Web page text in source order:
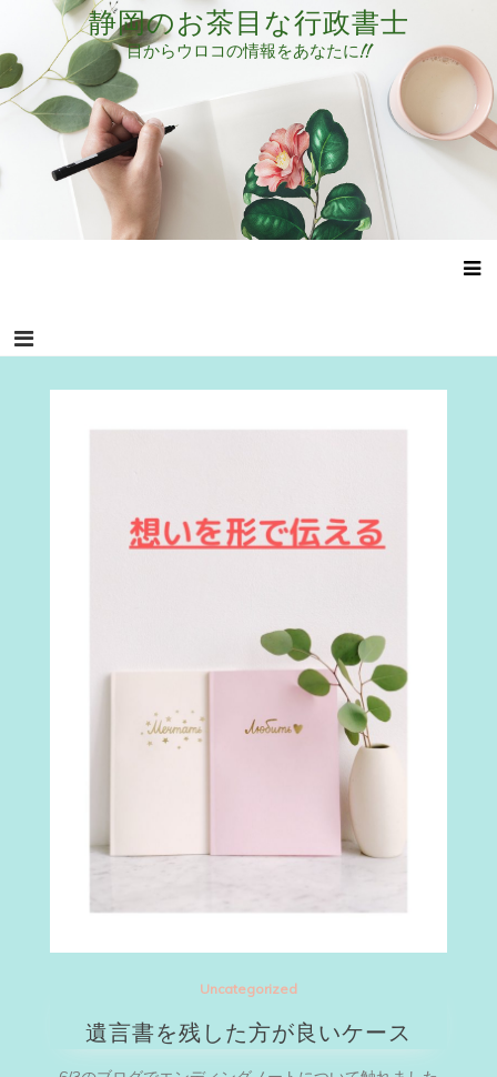
テ
ン
ツ
キ
静岡のお茶目な行政書士
目からウロコの情報をあなたに!!
Uncategorized
遺言書を残した方が良いケース